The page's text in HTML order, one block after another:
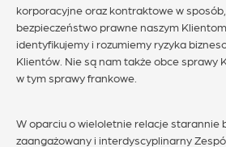
korporacyjne oraz kontraktowe w
bezpieczeństwo prawne naszym
identyfikujemy i rozumiemy ryzyka
Klientów. Nie są nam także obce sprawy
w tym sprawy frankowe.
W oparciu o wieloletnie relacje starannie
zaangażowany i interdyscyplinarny